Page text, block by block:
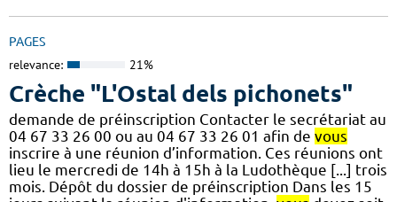
PAGES
relevance: 21%
Crèche "L'Ostal dels pichonets"
demande de préinscription Contacter le secrétariat au
04 67 33 26 00 ou au 04 67 33 26 01 afin de vous
inscrire à une réunion d’information. Ces réunions ont
lieu le mercredi de 14h à 15h à la Ludothèque [...] trois
mois. Dépôt du dossier de préinscription Dans les 15